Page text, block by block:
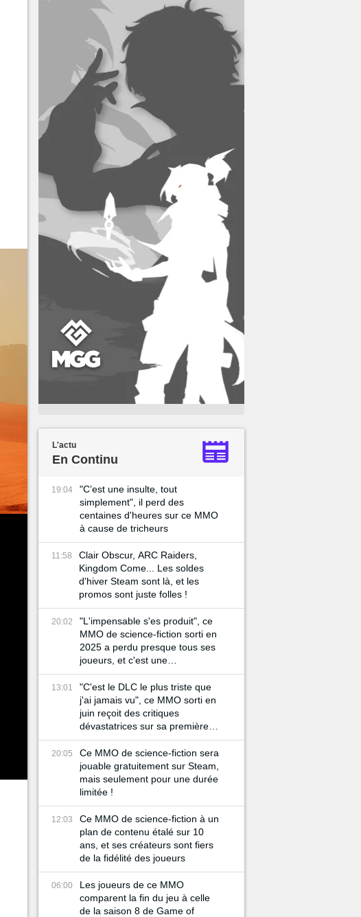
L'actu
En Continu
19:04
"C’est une insulte, tout
simplement", il perd des
centaines d'heures sur ce MMO
à cause de tricheurs
11:58
Clair Obscur, ARC Raiders,
Kingdom Come... Les soldes
d'hiver Steam sont là, et les
promos sont juste folles !
20:02
"L'impensable s'es produit", ce
MMO de science-fiction sorti en
2025 a perdu presque tous ses
joueurs, et c'est une
catastrophe...
13:01
"C'est le DLC le plus triste que
j'ai jamais vu", ce MMO sorti en
juin reçoit des critiques
dévastatrices sur sa première
extension...
20:05
Ce MMO de science-fiction sera
jouable gratuitement sur Steam,
mais seulement pour une durée
limitée !
12:03
Ce MMO de science-fiction à un
plan de contenu étalé sur 10
ans, et ses créateurs sont fiers
de la fidélité des joueurs
06:00
Les joueurs de ce MMO
comparent la fin du jeu à celle
de la saison 8 de Game of